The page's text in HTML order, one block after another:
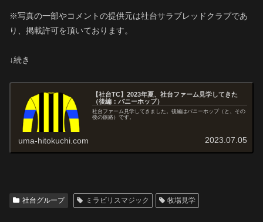
※写真の一部やコメントの提供元は社台サラブレッドクラブであ
り、掲載許可を頂いております。
↓続き
【社台TC】2023年夏、社台ファーム見学してきた
（後編：バニーホップ）
社台ファーム見学してきました。後編はバニーホップ（と、その
後の旅路）です。
uma-hitokuchi.com 2023.07.05
社台グループ ミラビリスマジック 牧場見学